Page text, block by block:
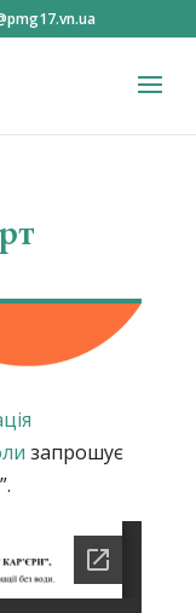
запрошує